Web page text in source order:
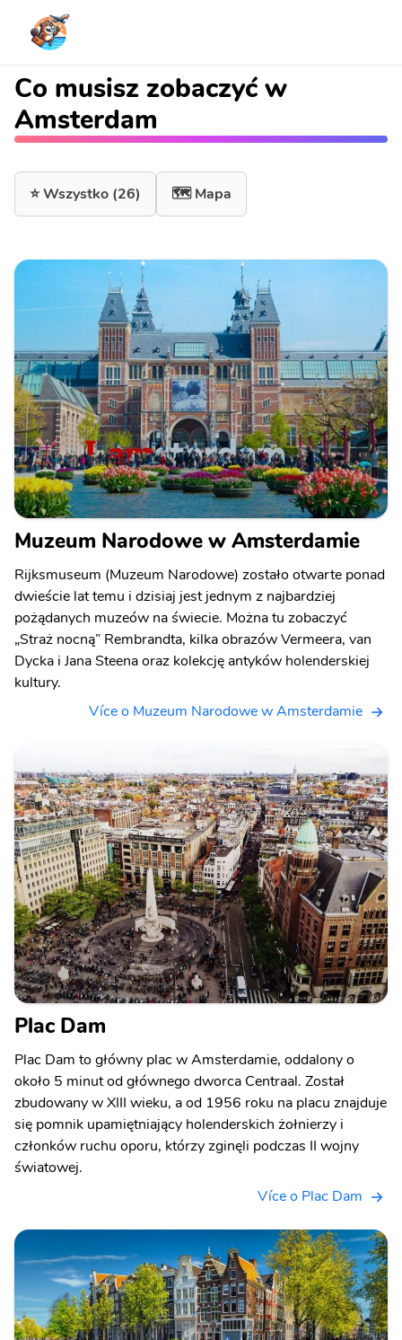
Co musisz zobaczyć w
Amsterdam
⭐ Wszystko (26) 🗺️ Mapa
Muzeum Narodowe w Amsterdamie
Rijksmuseum (Muzeum Narodowe) zostało otwarte ponad
dwieście lat temu i dzisiaj jest jednym z najbardziej
pożądanych muzeów na świecie. Można tu zobaczyć
„Straż nocną” Rembrandta, kilka obrazów Vermeera, van
Dycka i Jana Steena oraz kolekcję antyków holenderskiej
kultury.
Více o Muzeum Narodowe w Amsterdamie
Plac Dam
Plac Dam to główny plac w Amsterdamie, oddalony o
około 5 minut od głównego dworca Centraal. Został
zbudowany w XIII wieku, a od 1956 roku na placu znajduje
się pomnik upamiętniający holenderskich żołnierzy i
członków ruchu oporu, którzy zginęli podczas II wojny
światowej.
Více o Plac Dam